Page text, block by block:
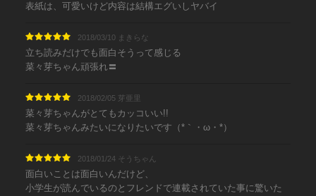
表紙は、可愛いけど内容は結構エグいしヤバイ
2018/03/10 まきらな
立ち読みだけでも面白そうって感じる
菜々芽ちゃん頑張れ〓
2018/02/05 芽亜里
菜々芽ちゃんがとてもカッコいい!!
菜々芽ちゃんみたいになりたいです（*｀・ω・*）ゞ
2018/01/24 そうちゃん
面白いことは面白いんだけど、
小学生が読んでいるのとフレンドで連載されていた事に驚いた